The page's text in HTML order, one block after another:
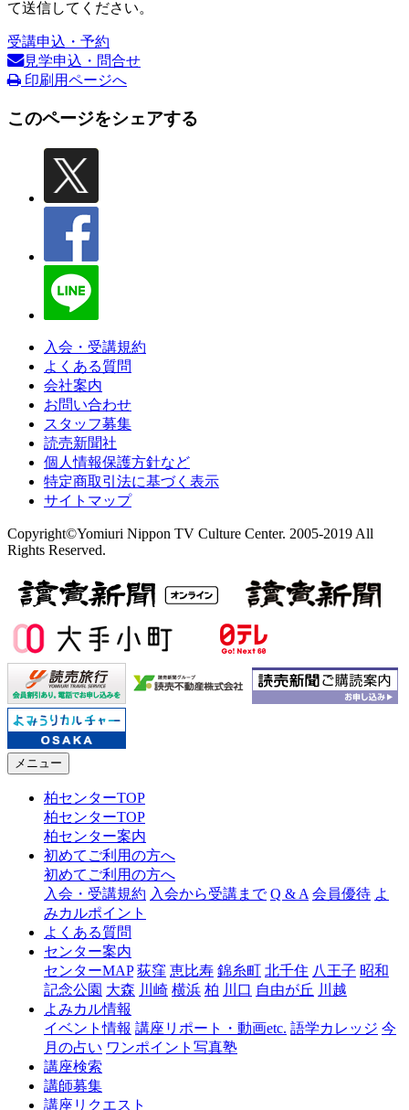
て送信してください。
受講申込・予約
見学申込・問合せ
印刷用ページへ
このページをシェアする
入会・受講規約
よくある質問
会社案内
お問い合わせ
スタッフ募集
読売新聞社
個人情報保護方針など
特定商取引法に基づく表示
サイトマップ
Copyright©Yomiuri Nippon TV Culture Center. 2005-2019 All
Rights Reserved.
メニュー
柏センターTOP
柏センターTOP
柏センター案内
初めてご利用の方へ
初めてご利用の方へ
入会・受講規約 入会から受講まで Q & A 会員優待 よ
みカルポイント
よくある質問
センター案内
センターMAP 荻窪 恵比寿 錦糸町 北千住 八王子 昭和
記念公園 大森 川崎 横浜 柏 川口 自由が丘 川越
よみカル情報
イベント情報 講座リポート・動画etc. 語学カレッジ 今
月の占い ワンポイント写真塾
講座検索
講師募集
講座リクエスト